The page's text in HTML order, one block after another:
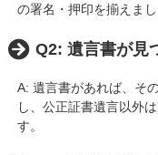
の署名・押印を揃えまし
Q2: 遺言書が見
A: 遺言書があれば、そ
し、公正証書遺言以外
す。